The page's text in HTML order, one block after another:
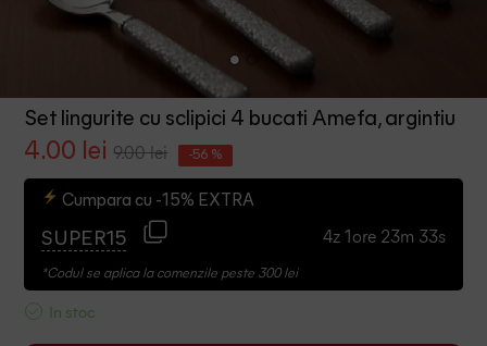
Set lingurite cu sclipici 4 bucati Amefa, argintiu
4.00 lei 9.00 lei -56 %
Cumpara cu -15% EXTRA
SUPER15 4z 1ore 23m 33s
*Codul se aplica la comenzile peste 300 lei
In stoc